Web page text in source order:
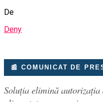
De
Deny
📰 COMUNICAT DE
Soluția elimină autorizația